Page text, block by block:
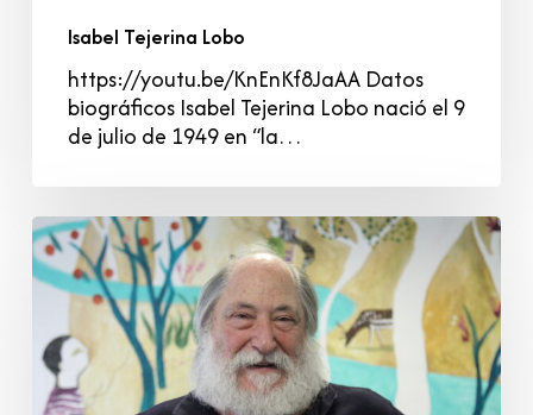
Isabel Tejerina Lobo
https://youtu.be/KnEnKf8JaAA Datos
biográficos Isabel Tejerina Lobo nació el 9
de julio de 1949 en “la…
Enrique
Pérez
Simón